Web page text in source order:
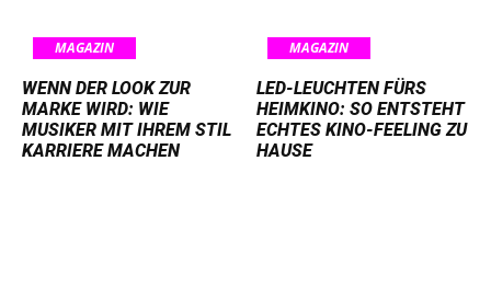
MAGAZIN
WENN DER LOOK ZUR
MARKE WIRD: WIE
MUSIKER MIT IHREM STIL
KARRIERE MACHEN
MAGAZIN
LED-LEUCHTEN FÜRS
HEIMKINO: SO ENTSTEHT
ECHTES KINO-FEELING ZU
HAUSE